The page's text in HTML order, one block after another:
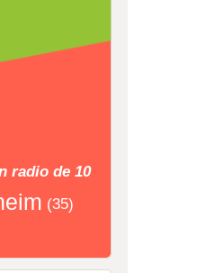
radio de 10
(35)